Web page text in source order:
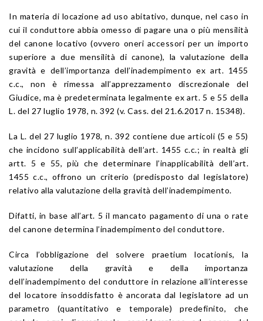
In materia di locazione ad uso abitativo, dunque, nel caso in
cui il conduttore abbia omesso di pagare una o più mensilità
del canone locativo (ovvero oneri accessori per un importo
superiore a due mensilità di canone), la valutazione della
gravità e dell’importanza dell’inadempimento ex art. 1455
c.c., non è rimessa all’apprezzamento discrezionale del
Giudice, ma è predeterminata legalmente ex art. 5 e 55 della
L. del 27 luglio 1978, n. 392 (v. Cass. del 21.6.2017 n. 15348).
La L. del 27 luglio 1978, n. 392 contiene due articoli (5 e 55)
che incidono sull’applicabilità dell’art. 1455 c.c.; in realtà gli
artt. 5 e 55, più che determinare l’inapplicabilità dell’art.
1455 c.c., offrono un criterio (predisposto dal legislatore)
relativo alla valutazione della gravità dell’inadempimento.
Difatti, in base all’art. 5 il mancato pagamento di una o rate
del canone determina l’inadempimento del conduttore.
Circa l’obbligazione del solvere praetium locationis, la
valutazione della gravità e della importanza
dell’inadempimento del conduttore in relazione all’interesse
del locatore insoddisfatto è ancorata dal legislatore ad un
parametro (quantitativo e temporale) predefinito, che